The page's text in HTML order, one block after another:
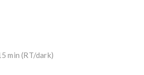
min (RT/dark)